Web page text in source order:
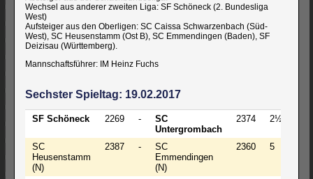
Wechsel aus anderer zweiten Liga: SF Schöneck (2. Bundesliga
West)
Aufsteiger aus den Oberligen: SC Caissa Schwarzenbach (Süd-
West), SC Heusenstamm (Ost B), SC Emmendingen (Baden), SF
Deizisau (Württemberg).
Mannschaftsführer: IM Heinz Fuchs
Sechster Spieltag: 19.02.2017
SF Schöneck 2269 -
SC
Untergrombach
2374 2½
SC
Heusenstamm
(N)
2387 -
SC
Emmendingen
(N)
2360 5